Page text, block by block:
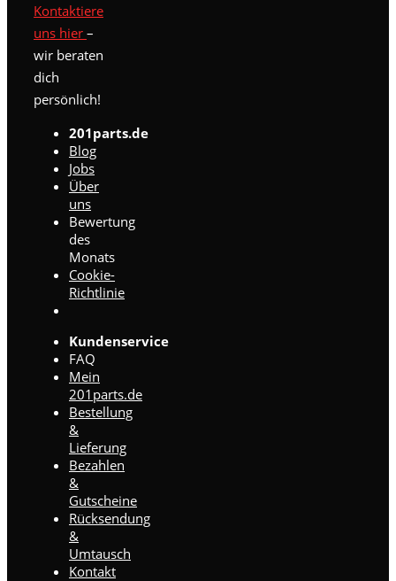
Kontaktiere
uns hier –
wir beraten
dich
persönlich!
201parts.de
Blog
Jobs
Über
uns
Bewertung
des
Monats
Cookie-
Richtlinie
Kundenservice
FAQ
Mein
201parts.de
Bestellung
&
Lieferung
Bezahlen
&
Gutscheine
Rücksendung
&
Umtausch
Kontakt